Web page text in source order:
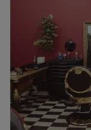
Freitag
Samstag
Sonntag
Die 2 Brudis 2.0
der pulsierenden
bekannt für
seine engagierte